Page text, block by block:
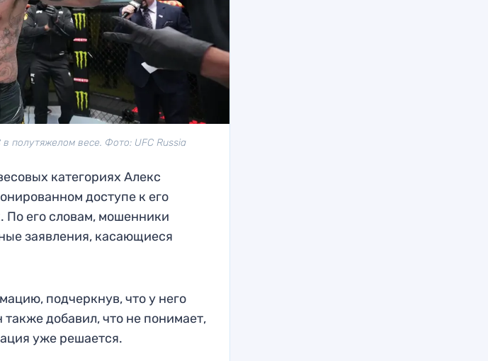
полутяжелом весе. Фото: UFC Russia
категориях Алекс
доступе к его
По его словам, мошенники
заявления, касающиеся
подчеркнув, что у него
добавил, что не понимает,
уже решается.